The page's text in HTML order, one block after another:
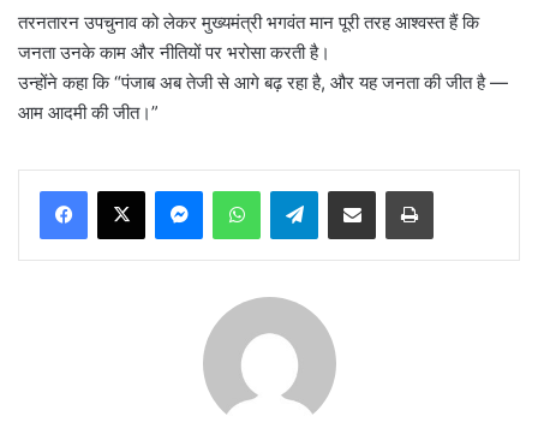
तरनतारन उपचुनाव को लेकर मुख्यमंत्री भगवंत मान पूरी तरह आश्वस्त हैं कि
जनता उनके काम और नीतियों पर भरोसा करती है।
उन्होंने कहा कि “पंजाब अब तेजी से आगे बढ़ रहा है, और यह जनता की जीत है —
आम आदमी की जीत।”
MessengerWhatsAppTelegramShare via Email Print